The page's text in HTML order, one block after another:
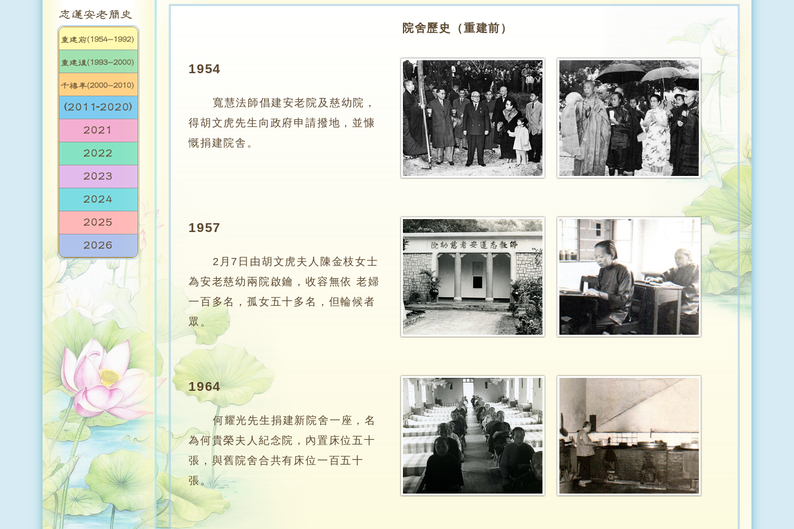
院舍歷史（重建前）
1954
寬慧法師倡建安老院及慈幼院，
得胡文虎先生向政府申請撥地，並慷
慨捐建院舎。
1957
2月7日由胡文虎夫人陳金枝女士
為安老慈幼兩院啟鑰，收容無依 老婦
一百多名，孤女五十多名，但輪候者
眾。
1964
何耀光先生捐建新院舍一座，名
為何貴榮夫人紀念院，內置床位五十
張，與舊院舍合共有床位一百五十
張。